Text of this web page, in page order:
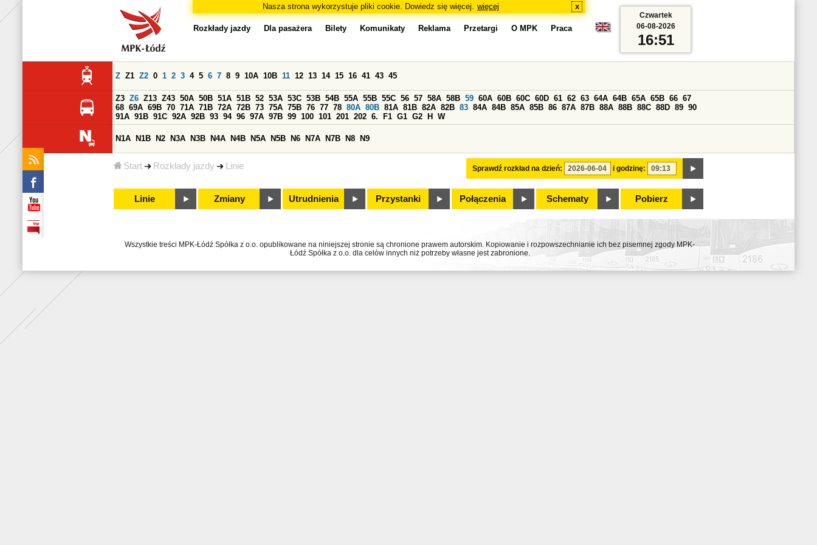
Nasza strona wykorzystuje pliki cookie. Dowiedz się więcej. więcej x
Start Rozkłady jazdy Linie
Rozkłady jazdy Dla pasażera Bilety Komunikaty Reklama Przetargi O MPK Praca
Sprawdź rozkład na dzień: i godzinę:
Z Z1 Z2 0 1 2 3 4 5 6 7 8 9 10A 10B 11 12 13 14 15 16 41 43 45
Z3 Z6 Z13 Z43 50A 50B 51A 51B 52 53A 53C 53B 54B 55A 55B 55C 56 57 58A 58B 59 60A 60B 60C 60D 61 62 63 64A 64B 65A 65B 66 67
68 69A 69B 70 71A 71B 72A 72B 73 75A 75B 76 77 78 80A 80B 81A 81B 82A 82B 83 84A 84B 85A 85B 86 87A 87B 88A 88B 88C 88D 89 90
91A 91B 91C 92A 92B 93 94 96 97A 97B 99 100 101 201 202 6. F1 G1 G2 H W
N1A N1B N2 N3A N3B N4A N4B N5A N5B N6 N7A N7B N8 N9
Linie Zmiany Utrudnienia Przystanki Połączenia Schematy Pobierz
Czwartek
06-08-2026
16:51
Wszystkie treści MPK-Łódź Spółka z o.o. opublikowane na niniejszej stronie są chronione prawem autorskim. Kopiowanie i rozpowszechnianie ich bez pisemnej zgody MPK-
Łódź Spółka z o.o. dla celów innych niż potrzeby własne jest zabronione.